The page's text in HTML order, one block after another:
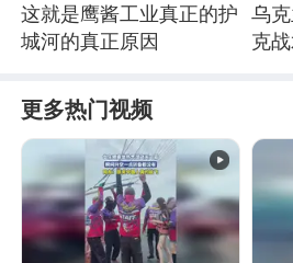
这就是鹰酱工业真正的护
城河的真正原因
乌
克
更多热门视频